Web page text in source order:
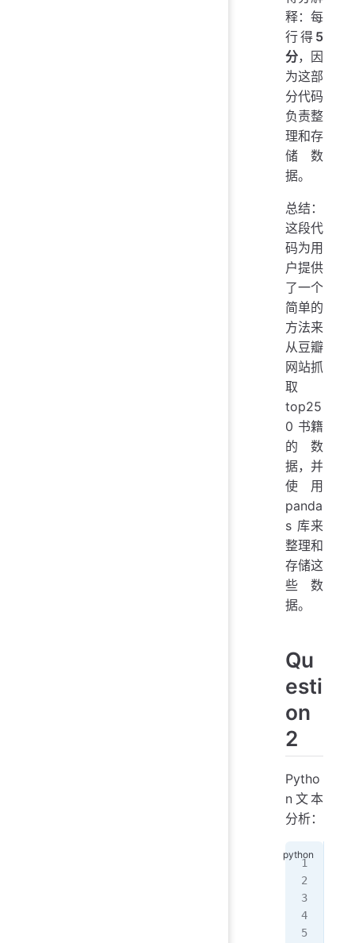
释：每
行得 5
分，因
为这部
分代码
负责整
理和存
储数
据。
总结：
这段代
码为用
户提供
了一个
简单的
方法来
从豆瓣
网站抓
取
top25
0 书籍
的数
据，并
使用
panda
s 库来
整理和
存储这
些数
据。
Qu
esti
on
2
Pytho
n文本
分析：